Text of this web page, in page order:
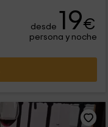
desde 19€
persona y noche